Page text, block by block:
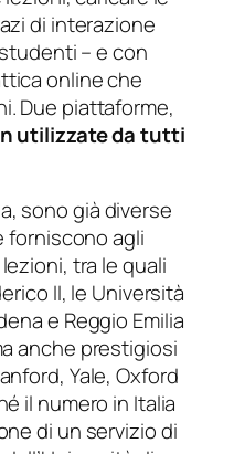
di interazione
– e con
online che
Due piattaforme,
utilizzate da tutti
sono già diverse
forniscono agli
tra le quali
II, le Università
e Reggio Emilia
anche prestigiosi
Yale, Oxford
il numero in Italia
di un servizio di